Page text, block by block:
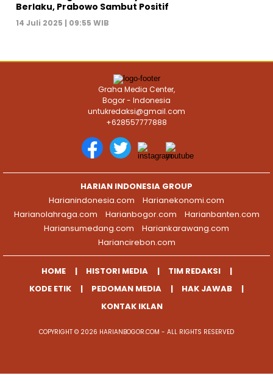
Berlaku, Prabowo Sambut Positif
14 Juli 2025 | 09:55 WIB
Graha Media Center,
Bogor - Indonesia
untukredaksi@gmail.com
+628557777888
HARIAN INDONESIA GROUP
Harianindonesia.com
Harianekonomi.com
Harianolahraga.com
Harianbogor.com
Harianbanten.com
Hariansumedang.com
Hariankarawang.com
Hariancirebon.com
HOME HISTORI MEDIA
TIM REDAKSI
KODE ETIK
PEDOMAN MEDIA
HAK JAWAB
KONTAK IKLAN
COPYRIGHT © 2026 HARIANBOGOR.COM - ALL RIGHTS RESERVED